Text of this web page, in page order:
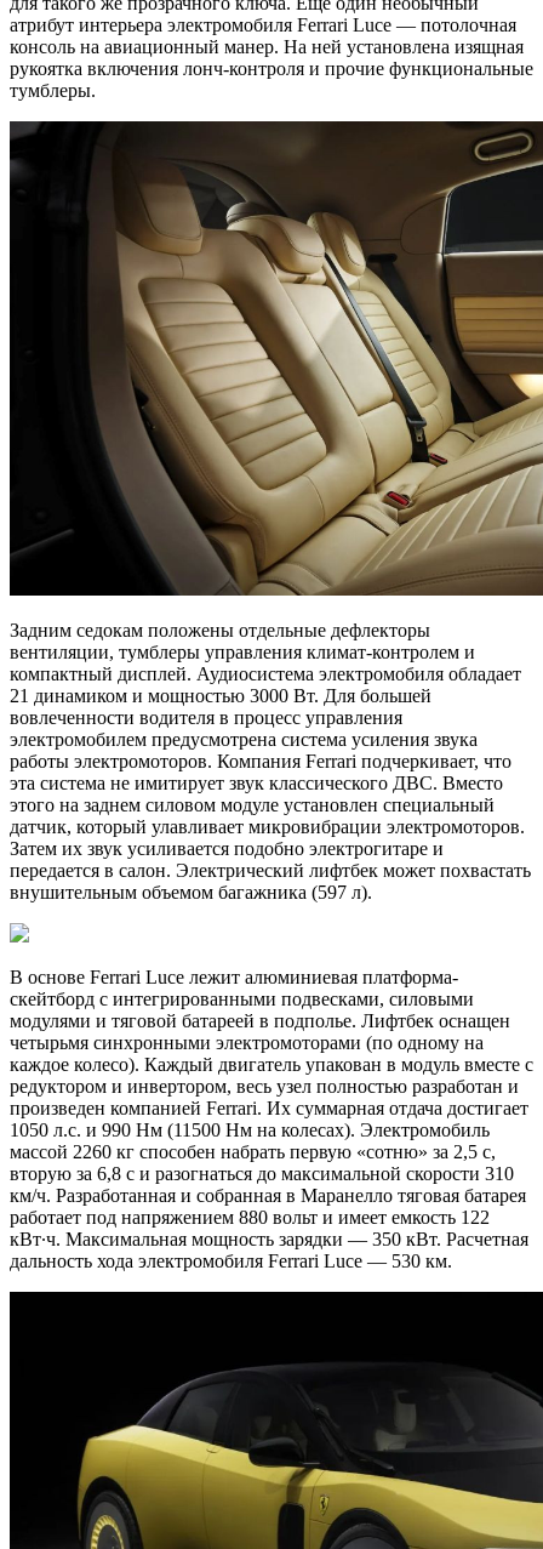
атрибут интерьера электромобиля Ferrari Luce — потолочная
консоль на авиационный манер. На ней установлена изящная
рукоятка включения лонч-контроля и прочие функциональные
тумблеры.
Задним седокам положены отдельные дефлекторы
вентиляции, тумблеры управления климат-контролем и
компактный дисплей. Аудиосистема электромобиля обладает
21 динамиком и мощностью 3000 Вт. Для большей
вовлеченности водителя в процесс управления
электромобилем предусмотрена система усиления звука
работы электромоторов. Компания Ferrari подчеркивает, что
эта система не имитирует звук классического ДВС. Вместо
этого на заднем силовом модуле установлен специальный
датчик, который улавливает микровибрации электромоторов.
Затем их звук усиливается подобно электрогитаре и
передается в салон. Электрический лифтбек может похвастать
внушительным объемом багажника (597 л).
В основе Ferrari Luce лежит алюминиевая платформа-
скейтборд с интегрированными подвесками, силовыми
модулями и тяговой батареей в подполье. Лифтбек оснащен
четырьмя синхронными электромоторами (по одному на
каждое колесо). Каждый двигатель упакован в модуль вместе с
редуктором и инвертором, весь узел полностью разработан и
произведен компанией Ferrari. Их суммарная отдача достигает
1050 л.с. и 990 Нм (11500 Нм на колесах). Электромобиль
массой 2260 кг способен набрать первую «сотню» за 2,5 с,
вторую за 6,8 с и разогнаться до максимальной скорости 310
км/ч. Разработанная и собранная в Маранелло тяговая батарея
работает под напряжением 880 вольт и имеет емкость 122
кВт∙ч. Максимальная мощность зарядки — 350 кВт. Расчетная
дальность хода электромобиля Ferrari Luce — 530 км.